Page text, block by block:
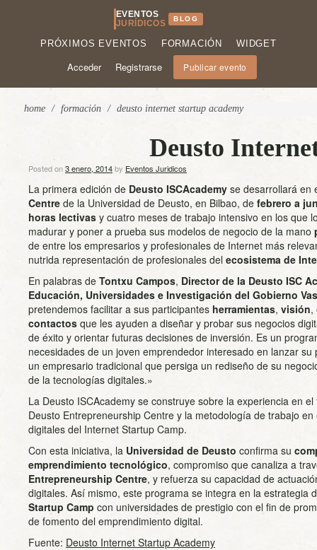
EVENTOS
JURÍDICOS
BLOG
PRÓXIMOS EVENTOS FORMACIÓN WIDGET
Acceder Registrarse Publicar evento
home / formación / deusto internet startup academy
Deusto
Posted on3 enero, 2014by Eventos Juridicos
La primera edición de Deusto ISCAcademy se desarrollará en
Centre de la Universidad de Deusto, en Bilbao, de febrero a
horas lectivas y cuatro meses de trabajo intensivo en los que
madurar y poner a prueba sus modelos de negocio de la mano
de entre los empresarios y profesionales de Internet más
nutrida representación de profesionales del ecosistema de
En palabras de Tontxu Campos, Director de la Deusto ISC
Educación, Universidades e Investigación del Gobierno
pretendemos facilitar a sus participantes herramientas, visión,
contactos que les ayuden a diseñar y probar sus negocios
de éxito y orientar futuras decisiones de inversión. Es un
necesidades de un joven emprendedor interesado en lanzar
un empresario tradicional que persiga un rediseño de su
de la tecnologías digitales.»
La Deusto ISCAcademy se construye sobre la experiencia en
Deusto Entrepreneurship Centre y la metodología de trabajo
digitales del Internet Startup Camp.
Con esta iniciativa, la Universidad de Deusto confirma su
emprendimiento tecnológico, compromiso que canaliza a
Entrepreneurship Centre, y refuerza su capacidad de
digitales. Así mismo, este programa se integra en la estrategia
Startup Camp con universidades de prestigio con el fin de
de fomento del emprendimiento digital.
Fuente: Deusto Internet Startup Academy